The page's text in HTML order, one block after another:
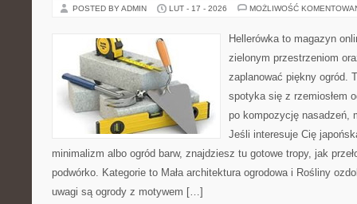
POSTED BY ADMIN LUT - 17 - 2026 MOŻLIWOŚĆ
Hellerówka to magazyn
zielonym przestrzeniom
zaplanować piękny ogród.
spotyka się z rzemiosłem
po kompozycję nasadzeń,
Jeśli interesuje Cię
minimalizm albo ogród barw, znajdziesz tu gotowe tropy, jak
podwórko. Kategorie to Mała architektura ogrodowa i Rośliny
uwagi są ogrody z motywem […]